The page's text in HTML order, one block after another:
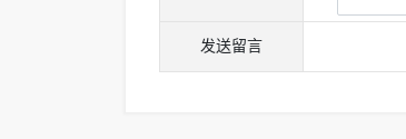
发送留言